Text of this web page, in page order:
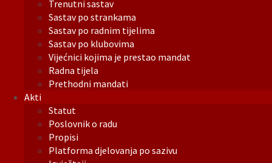
Trenutni sastav
Sastav po strankama
Sastav po radnim tijelima
Sastav po klubovima
Vijećnici kojima je prestao mandat
Radna tijela
Prethodni mandati
Akti
Statut
Poslovnik o radu
Propisi
Platforma djelovanja po sazivu